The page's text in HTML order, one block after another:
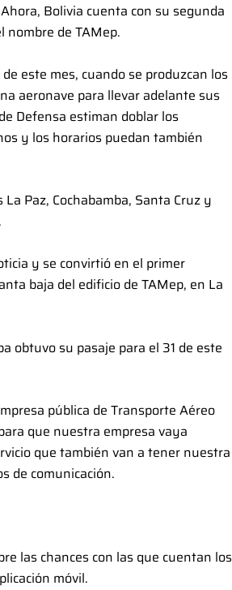
Bolivia cuenta con su segunda
nombre de TAMep.
este mes, cuando se produzcan los
aeronave para llevar adelante sus
Defensa estiman doblar los
y los horarios puedan también
Paz, Cochabamba, Santa Cruz y
y se convirtió en el primer
baja del edificio de TAMep, en La
obtuvo su pasaje para el 31 de este
pública de Transporte Aéreo
que nuestra empresa vaya
que también van a tener nuestra
de comunicación.
las chances con las que cuentan los
móvil.